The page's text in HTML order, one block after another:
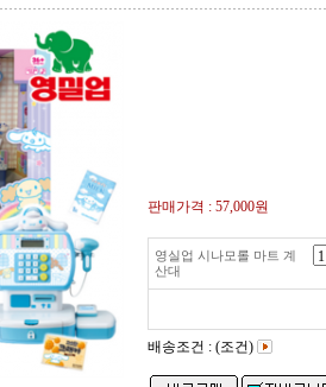
판매가격 : 57,000원
영실업 시나모롤 마트 계
산대
배송조건 : (조건)